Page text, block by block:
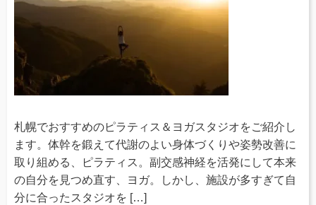
札幌でおすすめのピラティス＆ヨガスタジオをご紹介し
ます。体幹を鍛えて代謝のよい身体づくりや姿勢改善に
取り組める、ピラティス。副交感神経を活発にして本来
の自分を見つめ直す、ヨガ。しかし、施設が多すぎて自
分に合ったスタジオを […]